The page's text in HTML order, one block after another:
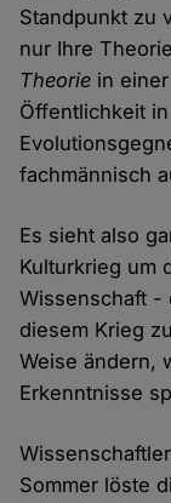
Standpunkt zu
nur Ihre
Theorie in
Öffentlichkeit
fachmännisch
Es sieht also
Kulturkrieg um
Wissenschaft -
diesem Krieg
Weise ändern,
Erkenntnisse
Sommer löste